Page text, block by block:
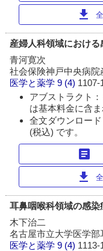
download
産婦人科領域における
青河寛次
社会保険神戸中央病
医学と薬学 9 (4) 1107-
アブストラクト
は基本料金に含ま
全文ダウンロー
(税込) です。
article
download
耳鼻咽喉科領域の感染
木下治二
名古屋市立大学医学部
医学と薬学 9 (4) 1113-